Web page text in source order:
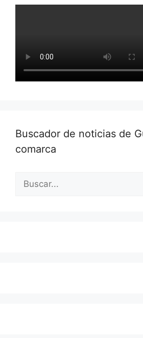
Buscador de noticias de
comarca